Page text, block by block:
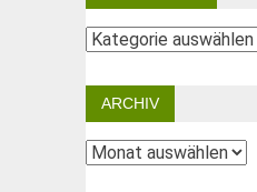
Kategorien
ARCHIV
Archiv